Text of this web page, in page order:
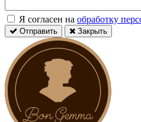
Я согласен на обработку
Отправить Закрыть